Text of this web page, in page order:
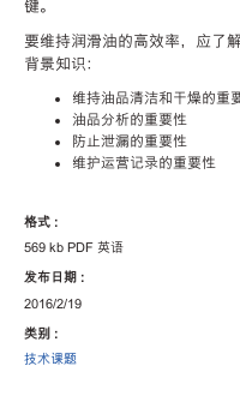
键。
要维持润滑油的高效率，应了
背景知识：
维持油品清洁和干燥的重
油品分析的重要性
防止泄漏的重要性
维护运营记录的重要性
格式 :
569 kb PDF 英语
发布日期 :
2016/2/19
类别 :
技术课题